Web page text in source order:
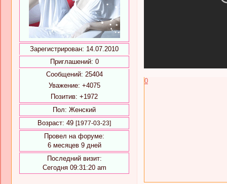
Зарегистрирован: 14.07.2010
Приглашений: 0
Сообщений: 25404
Уважение: +4075
Позитив: +1972
Пол: Женский
Возраст: 49 [1977-03-23]
Провел на форуме:
6 месяцев 9 дней
Последний визит:
Сегодня 09:31:20 am
0